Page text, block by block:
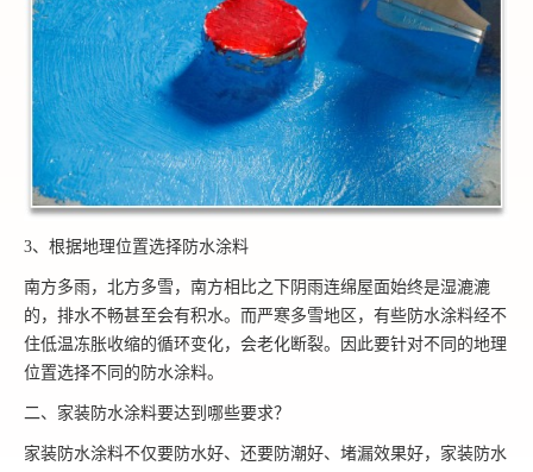
3、根据地理位置选择防水涂料
南方多雨，北方多雪，南方相比之下阴雨连绵屋面始终是湿漉漉
的，排水不畅甚至会有积水。而严寒多雪地区，有些防水涂料经不
住低温冻胀收缩的循环变化，会老化断裂。因此要针对不同的地理
位置选择不同的防水涂料。
二、家装防水涂料要达到哪些要求？
家装防水涂料不仅要防水好、还要防潮好、堵漏效果好，家装防水